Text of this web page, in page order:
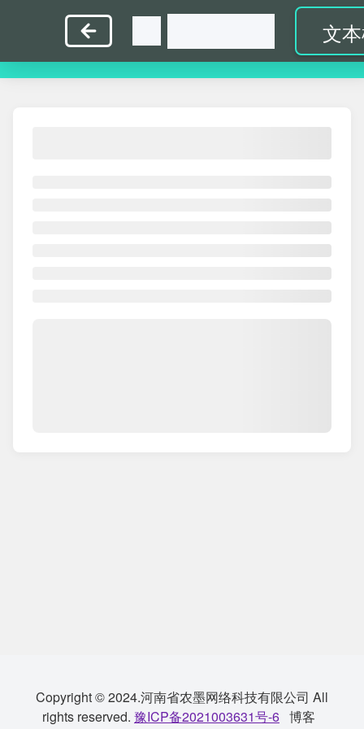
首
指
法练
习
英
习
中
习
打
赛
教
师入
口
文
Copyright © 2024.河南省农墨网络科技有限公司 All
rights reserved. 豫ICP备2021003631号-6 博客